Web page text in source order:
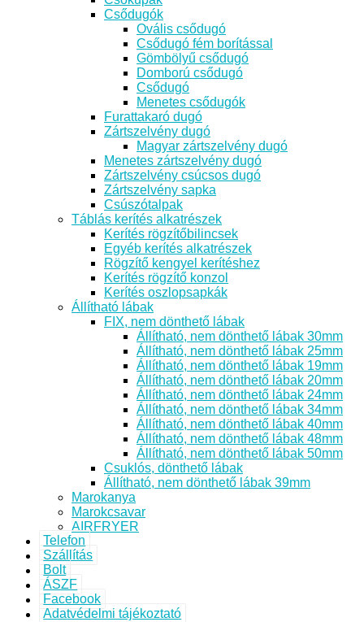
Csődugók
Ovális csődugó
Csődugó fém borítással
Gömbölyű csődugó
Domború csődugó
Csődugó
Menetes csődugók
Furattakaró dugó
Zártszelvény dugó
Magyar zártszelvény dugó
Menetes zártszelvény dugó
Zártszelvény csúcsos dugó
Zártszelvény sapka
Csúszótalpak
Táblás kerítés alkatrészek
Kerítés rögzítőbilincsek
Egyéb kerítés alkatrészek
Rögzítő kengyel kerítéshez
Kerítés rögzítő konzol
Kerítés oszlopsapkák
Állítható lábak
FIX, nem dönthető lábak
Állítható, nem dönthető lábak 30mm
Állítható, nem dönthető lábak 25mm
Állítható, nem dönthető lábak 19mm
Állítható, nem dönthető lábak 20mm
Állítható, nem dönthető lábak 24mm
Állítható, nem dönthető lábak 34mm
Állítható, nem dönthető lábak 40mm
Állítható, nem dönthető lábak 48mm
Állítható, nem dönthető lábak 50mm
Csuklós, dönthető lábak
Állítható, nem dönthető lábak 39mm
Marokanya
Marokcsavar
AIRFRYER
Telefon
Szállítás
Bolt
ÁSZF
Facebook
Adatvédelmi tájékoztató